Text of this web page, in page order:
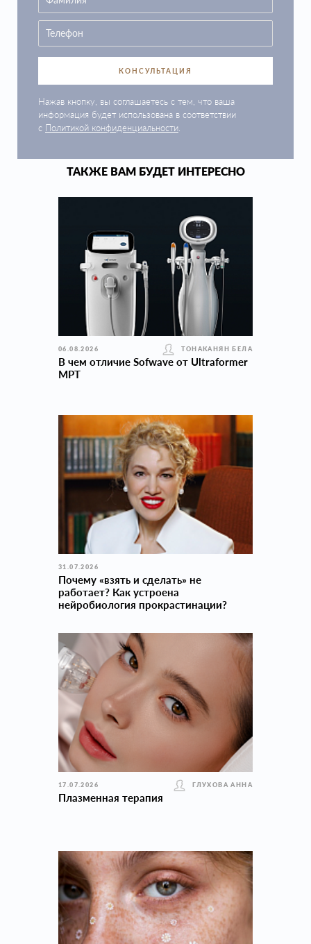
КОНСУЛЬТАЦИЯ
Нажав кнопку, вы соглашаетесь с тем, что ваша
информация будет использована в соответствии
с Политикой конфиденциальности
ТАКЖЕ ВАМ БУДЕТ ИНТЕРЕСНО
06.08.2026 ТОНАКАНЯН БЕЛА
В чем отличие Sofwave от Ultraformer
MPT
31.07.2026
Почему «взять и сделать» не
работает? Как устроена
нейробиология прокраcтинации?
17.07.2026 ГЛУХОВА АННА
Плазменная терапия